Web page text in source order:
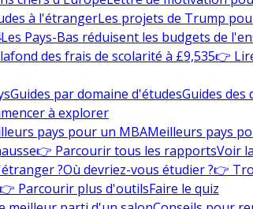
à l'étrangerLes projets de Trump
Les Pays-Bas réduisent les budgets de
des frais de scolarité à £9,535👉
Guides par domaine d'étudesGuides des
à explorer
pays pour un MBAMeilleurs pays
👉 Parcourir tous les rapportsVoir
?Où devriez-vous étudier ?👉
👉 Parcourir plus d'outilsFaire le quiz